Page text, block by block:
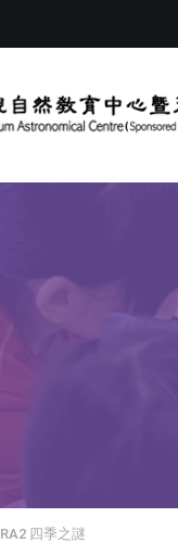
RA2 四季之謎